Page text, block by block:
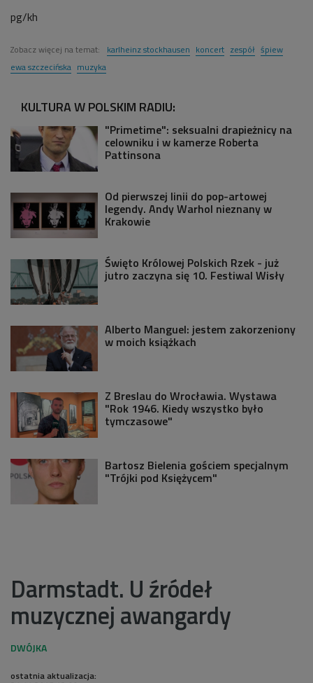
pg/kh
Zobacz więcej na temat: karlheinz stockhausen koncert zespół śpiew
ewa szczecińska muzyka
KULTURA W POLSKIM RADIU:
"Primetime": seksualni drapieżnicy na
celowniku i w kamerze Roberta
Pattinsona
Od pierwszej linii do pop-artowej
legendy. Andy Warhol nieznany w
Krakowie
Święto Królowej Polskich Rzek - już
jutro zaczyna się 10. Festiwal Wisły
Alberto Manguel: jestem zakorzeniony
w moich książkach
Z Breslau do Wrocławia. Wystawa
"Rok 1946. Kiedy wszystko było
tymczasowe"
Bartosz Bielenia gościem specjalnym
"Trójki pod Księżycem"
Darmstadt. U źródeł
muzycznej awangardy
ostatnia aktualizacja: